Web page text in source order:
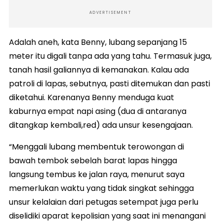
ADVERTISEMENT
Adalah aneh, kata Benny, lubang sepanjang 15
meter itu digali tanpa ada yang tahu. Termasuk juga,
tanah hasil galiannya di kemanakan. Kalau ada
patroli di lapas, sebutnya, pasti ditemukan dan pasti
diketahui. Karenanya Benny menduga kuat
kaburnya empat napi asing (dua di antaranya
ditangkap kembali,red) ada unsur kesengajaan.
“Menggali lubang membentuk terowongan di
bawah tembok sebelah barat lapas hingga
langsung tembus ke jalan raya, menurut saya
memerlukan waktu yang tidak singkat sehingga
unsur kelalaian dari petugas setempat juga perlu
diselidiki aparat kepolisian yang saat ini menangani